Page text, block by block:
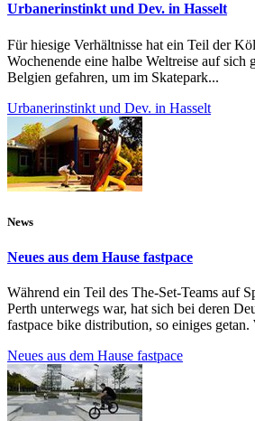
Urbanerinstinkt und Dev. in Hasselt
Für hiesige Verhältnisse hat ein Teil der
Wochenende eine halbe Weltreise auf sich
Belgien gefahren, um im Skatepark...
Urbanerinstinkt und Dev. in Hasselt
News
Neues aus dem Hause fastpace
Während ein Teil des The-Set-Teams auf
Perth unterwegs war, hat sich bei deren
fastpace bike distribution, so einiges getan.
Neues aus dem Hause fastpace